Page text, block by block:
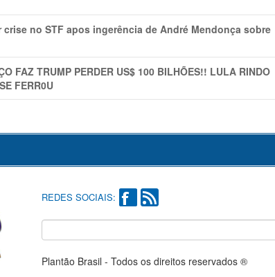
no STF apos ingerência de André Mendonça sobre
FAZ TRUMP PERDER US$ 100 BILHÕES!! LULA RINDO
FERR0U
REDES SOCIAIS:
Plantão Brasil - Todos os direitos reservados ®